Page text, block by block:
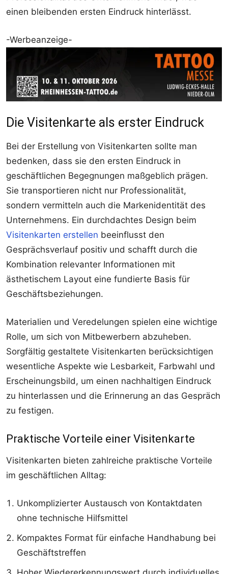
einen bleibenden ersten Eindruck hinterlässt.
-Werbeanzeige-
Die Visitenkarte als erster Eindruck
Bei der Erstellung von Visitenkarten sollte man
bedenken, dass sie den ersten Eindruck in
geschäftlichen Begegnungen maßgeblich prägen.
Sie transportieren nicht nur Professionalität,
sondern vermitteln auch die Markenidentität des
Unternehmens. Ein durchdachtes Design beim
Visitenkarten erstellen beeinflusst den
Gesprächsverlauf positiv und schafft durch die
Kombination relevanter Informationen mit
ästhetischem Layout eine fundierte Basis für
Geschäftsbeziehungen.
Materialien und Veredelungen spielen eine wichtige
Rolle, um sich von Mitbewerbern abzuheben.
Sorgfältig gestaltete Visitenkarten berücksichtigen
wesentliche Aspekte wie Lesbarkeit, Farbwahl und
Erscheinungsbild, um einen nachhaltigen Eindruck
zu hinterlassen und die Erinnerung an das Gespräch
zu festigen.
Praktische Vorteile einer Visitenkarte
Visitenkarten bieten zahlreiche praktische Vorteile
im geschäftlichen Alltag:
Unkomplizierter Austausch von Kontaktdaten
ohne technische Hilfsmittel
Kompaktes Format für einfache Handhabung bei
Geschäftstreffen